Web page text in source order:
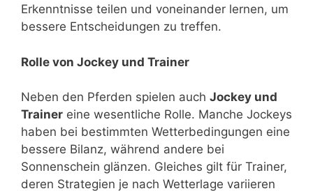
Erkenntnisse teilen und voneinander lernen, um
bessere Entscheidungen zu treffen.
Rolle von Jockey und Trainer
Neben den Pferden spielen auch Jockey und
Trainer eine wesentliche Rolle. Manche Jockeys
haben bei bestimmten Wetterbedingungen eine
bessere Bilanz, während andere bei
Sonnenschein glänzen. Gleiches gilt für Trainer,
deren Strategien je nach Wetterlage variieren